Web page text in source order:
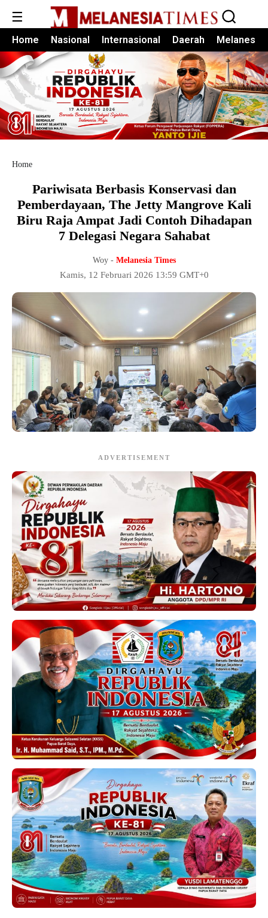
☰
Home Nasional Internasional Daerah Melanesia
Home
Pariwisata Berbasis Konservasi dan
Pemberdayaan, The Jetty Mangrove Kali
Biru Raja Ampat Jadi Contoh Dihadapan
7 Delegasi Negara Sahabat
Woy - Melanesia Times
Kamis, 12 Februari 2026 13:59 GMT+0
ADVERTISEMENT